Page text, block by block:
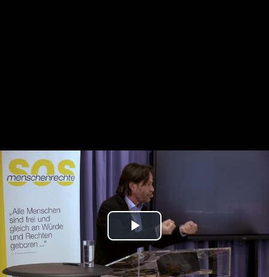
Play
Video